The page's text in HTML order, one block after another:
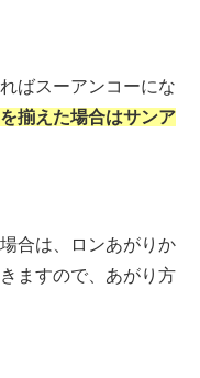
ばスーアンコーにな
揃えた場合はサンア
合は、ロンあがりか
ますので、あがり方